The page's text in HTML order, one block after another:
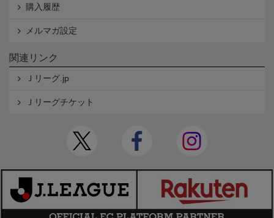
購入履歴
メルマガ設定
関連リンク
Ｊリーグ.jp
Ｊリーグチケット